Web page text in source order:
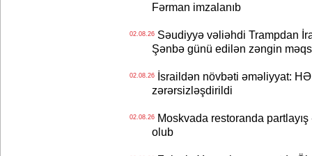
Fərman imzalanıb
02.08.26Səudiyyə vəliəhdi Trampdan
Şənbə günü edilən zəngin
02.08.26İsraildən növbəti əməliyyat:
zərərsizləşdirildi
02.08.26Moskvada restoranda
olub